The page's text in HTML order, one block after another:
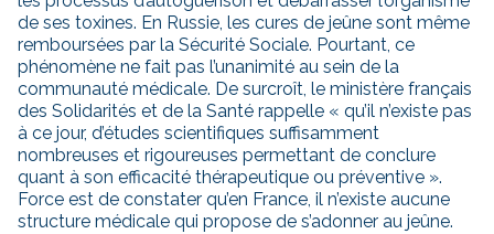
de ses toxines. En Russie, les cures de jeûne sont même
remboursées par la Sécurité Sociale. Pourtant, ce
phénomène ne fait pas l’unanimité au sein de la
communauté médicale. De surcroît, le ministère français
des Solidarités et de la Santé rappelle « qu’il n’existe pas
à ce jour, d’études scientifiques suffisamment
nombreuses et rigoureuses permettant de conclure
quant à son efficacité thérapeutique ou préventive ».
Force est de constater qu’en France, il n’existe aucune
structure médicale qui propose de s’adonner au jeûne.